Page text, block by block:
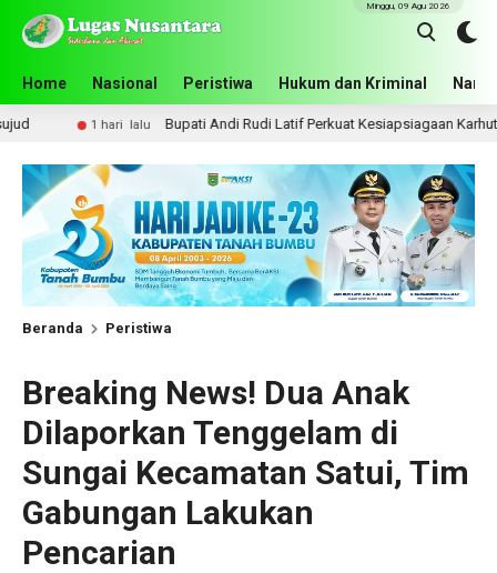
Home Nasional Peristiwa Hukum dan Kriminal
Minggu, 09 Agu 2026
lalu Bupati Andi Rudi Latif Perkuat Kesiapsiagaan Karhutla, Pemkab
Beranda Peristiwa
Breaking News! Dua Anak
Dilaporkan Tenggelam di
Sungai Kecamatan Satui, Tim
Gabungan Lakukan
Pencarian